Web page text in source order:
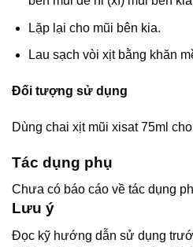
Lặp lại cho mũi bên kia.
Lau sạch vòi xịt bằng khăn
Đối tượng sử dụng
Dùng chai xịt mũi xisat 75ml
Tác dụng phụ
Chưa có báo cáo về tác dụng
Lưu ý
Đọc kỹ hướng dẫn sử dụng